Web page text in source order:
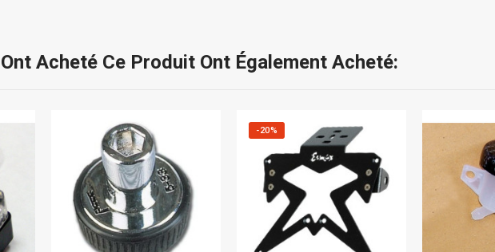
Acheté Ce Produit Ont Également Acheté:
-20%